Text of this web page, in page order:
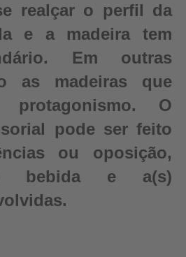
realçar o perfil da
e a madeira tem
Em outras
as madeiras que
protagonismo. O
pode ser feito
ou oposição,
bebida e a(s)